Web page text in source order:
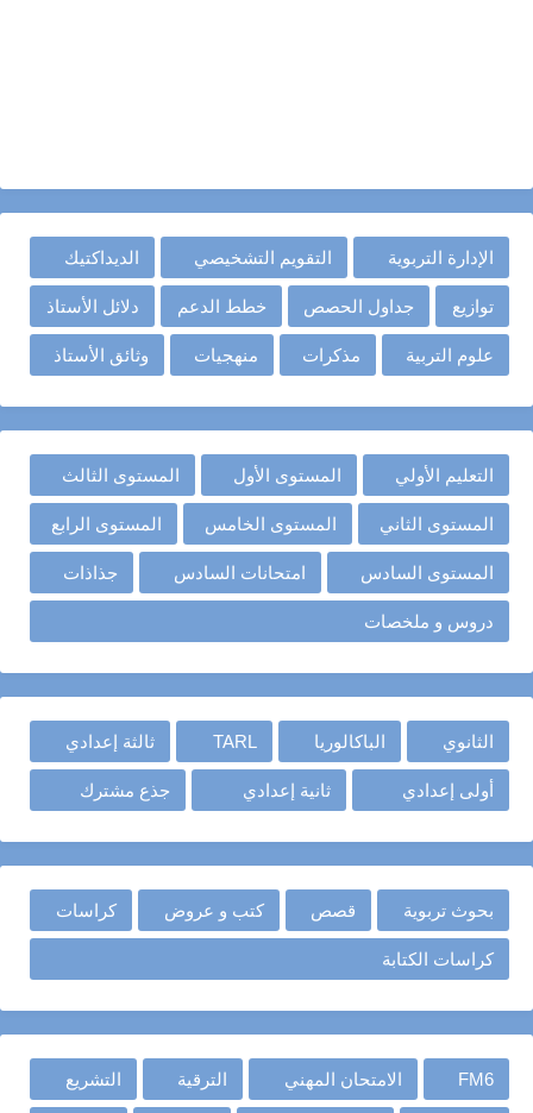
الإدارة التربوية التقويم التشخيصي الديداكتيك
توازيع جداول الحصص خطط الدعم دلائل الأستاذ
علوم التربية مذكرات منهجيات وثائق الأستاذ
التعليم الأولي المستوى الأول المستوى الثالث
المستوى الثاني المستوى الخامس المستوى الرابع
المستوى السادس امتحانات السادس جذاذات
دروس و ملخصات
الثانوي الباكالوريا TARL ثالثة إعدادي
أولى إعدادي ثانية إعدادي جذع مشترك
بحوث تربوية قصص كتب و عروض كراسات
كراسات الكتابة
FM6 الامتحان المهني الترقية التشريع